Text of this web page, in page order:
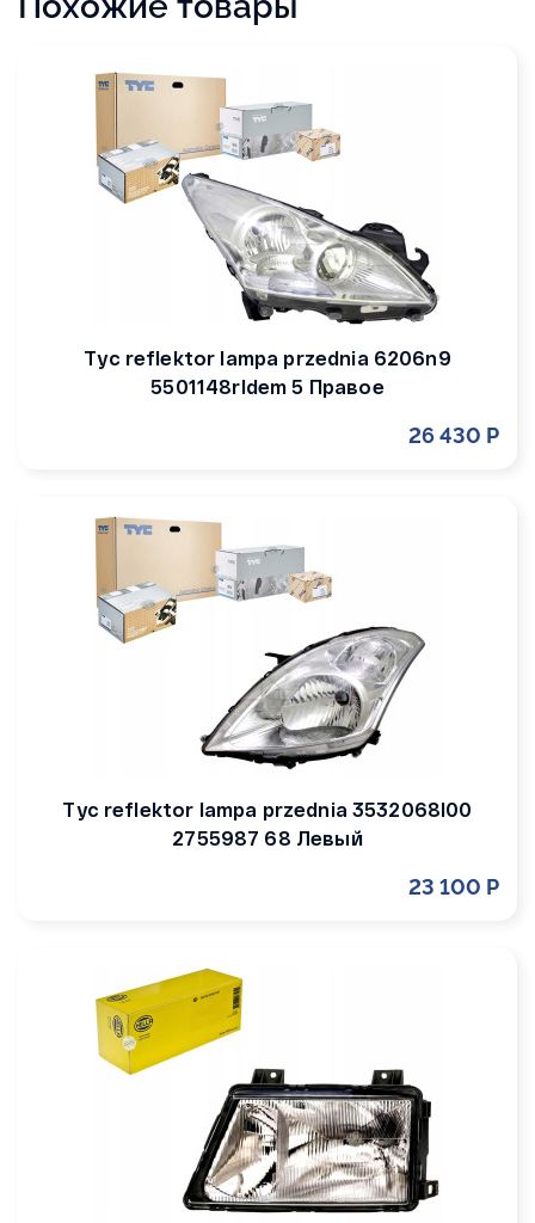
Tyc reflektor lampa przednia 6206n9
5501148rldem 5 Правое
26 430 Р
Tyc reflektor lampa przednia 3532068l00
2755987 68 Левый
23 100 Р